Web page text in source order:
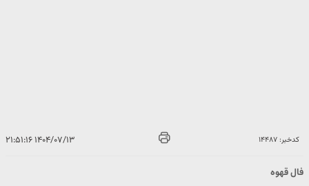
کدخبر: ۱۴۴۸۷ ۱۴۰۴/۰۷/۱۳ ۲۱:۵۱:۱۶
فال قهوه